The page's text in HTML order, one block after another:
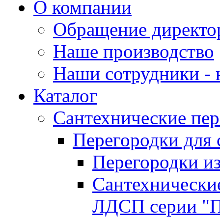
О компании
Обращение
Наше производство
Наши сотрудники -
Каталог
Сантехнические
Перегородки для
Перегородки
ЛДСП серии